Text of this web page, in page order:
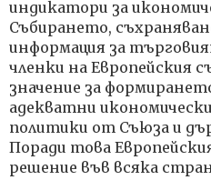
индикатори за
Събирането,
информация за
членки на Европейския
значение за
адекватни
политики от Съюза и
Поради това
решение във всяка